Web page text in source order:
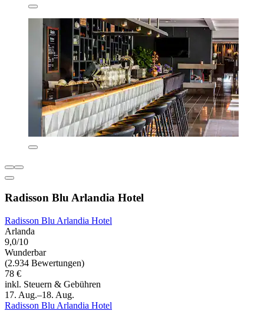
Radisson Blu Arlandia Hotel
Radisson Blu Arlandia Hotel
Arlanda
9,0/10
Wunderbar
(2.934 Bewertungen)
78 €
inkl. Steuern & Gebühren
17. Aug.–18. Aug.
Radisson Blu Arlandia Hotel